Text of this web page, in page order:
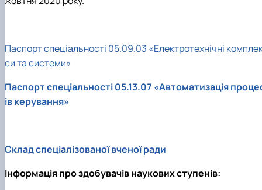
Паспорт спеціальності 05.09.03 «Електротехнічні
си та системи»
Паспорт спеціальності 05.13.07 «Автоматизація
ів керування»
Склад спеціалізованої вченої ради
Інформація про здобувачів наукових ступенів: